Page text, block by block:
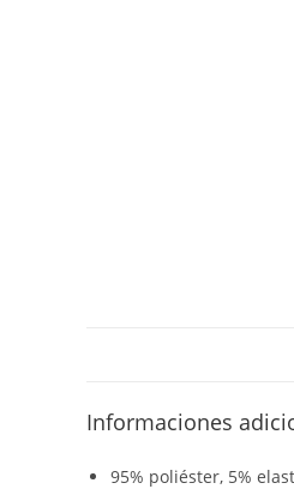
Informaciones
95% poliéster, 5%